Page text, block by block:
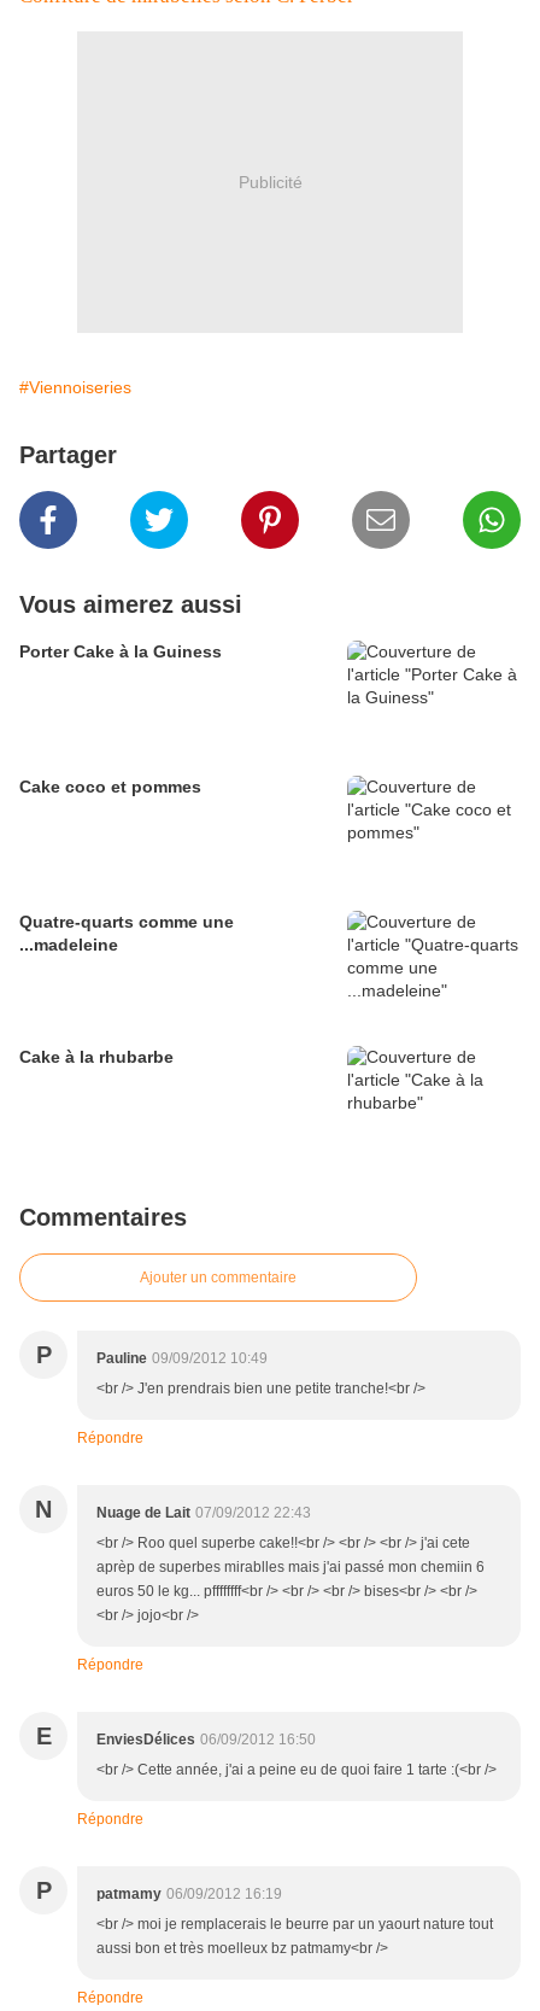
Publicité
#Viennoiseries
Partager
Vous aimerez aussi
Porter Cake à la Guiness
Cake coco et pommes
Quatre-quarts comme une
...madeleine
Cake à la rhubarbe
Commentaires
Ajouter un commentaire
P Pauline 09/09/2012 10:49
<br /> J'en prendrais bien une petite tranche!<br />
Répondre
N Nuage de Lait 07/09/2012 22:43
<br /> Roo quel superbe cake!!<br /> <br /> <br /> j'ai cete
aprèp de superbes mirablles mais j'ai passé mon chemiin 6
euros 50 le kg... pffffffff<br /> <br /> <br /> bises<br /> <br />
<br /> jojo<br />
Répondre
E EnviesDélices 06/09/2012 16:50
<br /> Cette année, j'ai a peine eu de quoi faire 1 tarte :(<br />
Répondre
P patmamy 06/09/2012 16:19
<br /> moi je remplacerais le beurre par un yaourt nature tout
aussi bon et très moelleux bz patmamy<br />
Répondre